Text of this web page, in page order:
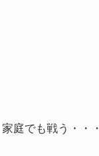
庭でも戦う・・・